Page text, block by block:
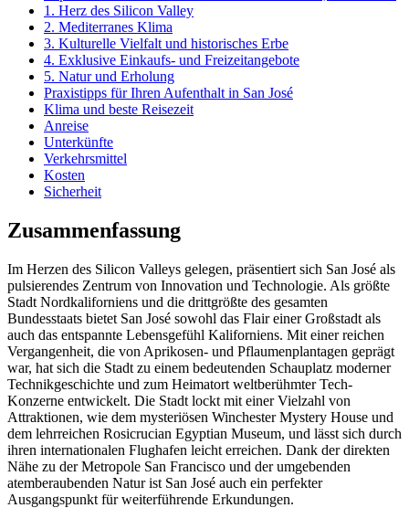
1. Herz des Silicon Valley
2. Mediterranes Klima
3. Kulturelle Vielfalt und historisches Erbe
4. Exklusive Einkaufs- und Freizeitangebote
5. Natur und Erholung
Praxistipps für Ihren Aufenthalt in San José
Klima und beste Reisezeit
Anreise
Unterkünfte
Verkehrsmittel
Kosten
Sicherheit
Zusammenfassung
Im Herzen des Silicon Valleys gelegen, präsentiert sich San José als
pulsierendes Zentrum von Innovation und Technologie. Als größte
Stadt Nordkaliforniens und die drittgrößte des gesamten
Bundesstaats bietet San José sowohl das Flair einer Großstadt als
auch das entspannte Lebensgefühl Kaliforniens. Mit einer reichen
Vergangenheit, die von Aprikosen- und Pflaumenplantagen geprägt
war, hat sich die Stadt zu einem bedeutenden Schauplatz moderner
Technikgeschichte und zum Heimatort weltberühmter Tech-
Konzerne entwickelt. Die Stadt lockt mit einer Vielzahl von
Attraktionen, wie dem mysteriösen Winchester Mystery House und
dem lehrreichen Rosicrucian Egyptian Museum, und lässt sich durch
ihren internationalen Flughafen leicht erreichen. Dank der direkten
Nähe zu der Metropole San Francisco und der umgebenden
atemberaubenden Natur ist San José auch ein perfekter
Ausgangspunkt für weiterführende Erkundungen.